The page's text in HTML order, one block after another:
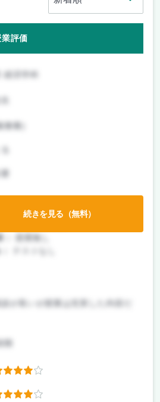
評価
教養)
授業無し
談が長いが授業は充実した内容だ
続きを見る（無料）